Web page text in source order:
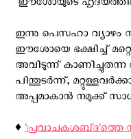
"ഈശോയുടെ
ഇന്നു പെസഹാ വ്യാഴം
ഈശോയെ ഭക്ഷിച്ച്
അവിടുന്ന്
പിന്തുടർന്ന്,
അപ്പമാകാൻ നമുക്ക്
♦️ 'പ്രവാചകശബ്‌ദ'ത്തെ